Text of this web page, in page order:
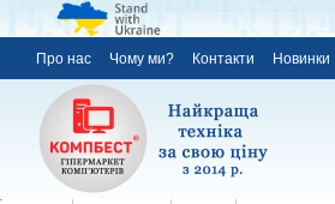
Про нас Чому ми? Контакти Новинки